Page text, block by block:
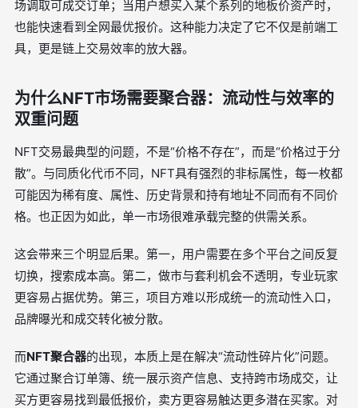
场调取可成交订单；当用户想买入某个系列的地板价资产时，
也能快速看到全网最优报价。这种能力决定了它不仅是前端工
具，更是链上交易效率的放大器。
为什么NFT市场需要聚合器：流动性与效率的
双重问题
NFT交易最典型的问题，不是“价格不存在”，而是“价格过于分
散”。与同质化代币不同，NFT具有强烈的非标属性，每一枚都
可能因为稀有度、属性、历史背景和持有地址不同而有不同价
格。也正因为如此，单一市场很难承载完整的供需关系。
这会带来三个明显后果。第一，用户需要在多个平台之间反复
切换，搜索成本高。第二，做市与套利机会不透明，专业玩家
更容易占据优势。第三，项目方难以形成统一的流动性入口，
品牌曝光和成交转化被分散。
而NFT聚合器的出现，本质上是在解决“流动性碎片化”问题。
它通过聚合订单簿、统一展示资产信息、支持跨市场成交，让
买方更容易找到最低报价，卖方更容易触达更多潜在买家。对